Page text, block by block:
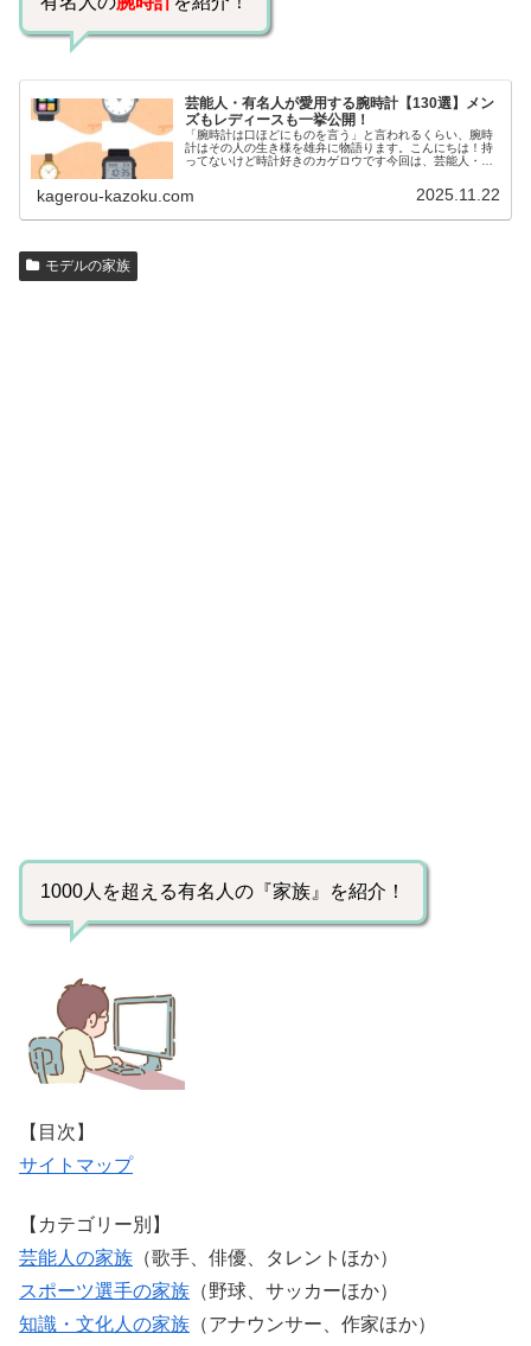
芸能人・有名人が愛用する腕時計【130選】メン
ズもレディースも一挙公開！
「腕時計は口ほどにものを言う」と言われるくらい、腕時
計はその人の生き様を雄弁に物語ります。こんにちは！持
ってないけど時計好きのカゲロウです今回は、芸能人・有
kagerou-kazoku.com 2025.11.22
モデルの家族
1000人を超える有名人の『家族』を紹介！
【目次】
サイトマップ
【カテゴリー別】
芸能人の家族 （歌手、俳優、タレントほか）
スポーツ選手の家族 （野球、サッカーほか）
知識・文化人の家族 （アナウンサー、作家ほか）